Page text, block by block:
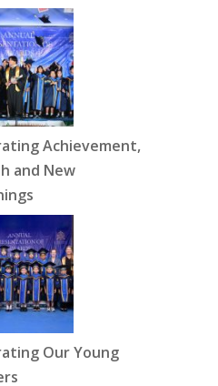
Achievement,
and New
Our Young